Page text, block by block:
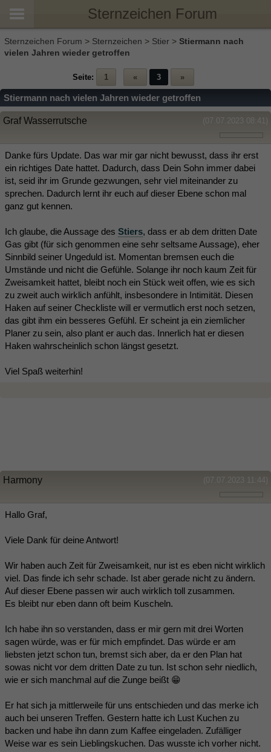
Sternzeichen Forum
Sternzeichen Forum > Sternzeichen > Stier > Stiermann nach
vielen Jahren wieder getroffen
Seite: 1 « 3 »
Stiermann nach vielen Jahren wieder getroffen
(07.07.2023 08:41)
Graf Wasserrutsche
Danke fürs Update. Das war mir gar nicht bewusst, dass ihr erst
ein richtiges Date hattet. Dadurch, dass Dein Sohn immer dabei
ist, seid ihr im Grunde gezwungen, sehr viel miteinander zu
sprechen. Dadurch lernt ihr euch auf dieser Ebene schon mal
ganz gut kennen.
Ich glaube, die Aussage des Stiers, dass er ab dem dritten Date
Gas gibt (für sich genommen eine sehr seltsame Aussage), eher
Sinnbild seiner Ungeduld ist. Momentan bremsen euch die
Umstände und nicht die Gefühle. Solange ihr noch kaum Zeit für
Zweisamkeit hattet, bleibt noch ein Stück weit offen, wie es sich
zu zweit auch wirklich anfühlt, insbesondere in Intimität. Diesen
Haken auf seiner Checkliste will er vermutlich erst noch setzen,
das gibt ihm ein besseres Gefühl. Er scheint ja ein ziemlicher
Planer zu sein, also plant er auch das. Innerlich hat er diesen
Haken wahrscheinlich schon längst gesetzt.
Viel Spaß weiterhin!
(07.07.2023 11:44)
Harmony
Hallo Graf,
Viele Dank für deine Antwort!
Wir haben auch Zeit für Zweisamkeit, nur ist es eben nicht wirklich
viel. Das finde ich sehr schade. Ist aber gerade nicht zu ändern.
Auf dieser Ebene passen wir auch wirklich toll zusammen.
Es bleibt nur eben dann oft beim Kuscheln.
Ich habe ihn so verstanden, dass er mir gern mit drei Worten
sagen würde, was er für mich empfindet. Das würde er am
liebsten jetzt schon tun, bremst sich aber, da er den Plan hat
sowas nicht vor dem dritten Date zu tun. Ist schon sehr niedlich,
wie er sich manchmal auf die Zunge beißt 😁
Er hat sich ja mittlerweile für uns entschieden und das merke ich
auch bei unseren Treffen. Gestern hatte ich Lust Kuchen zu
backen und habe ihn dann zum Kaffee eingeladen. Zufälliger
Weise war es sein Lieblingskuchen. Das wusste ich vorher nicht.